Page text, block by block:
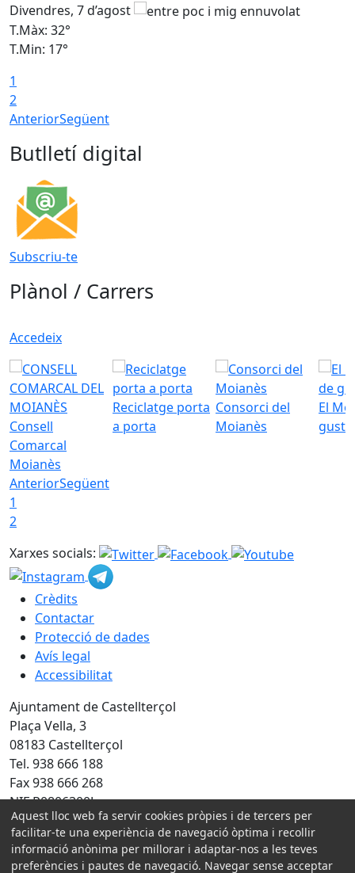
Divendres, 7 d’agost
T.Màx: 32°
T.Min: 17°
1
2
AnteriorSegüent
Butlletí digital
Subscriu-te
Plànol / Carrers
Accedeix
Consell
Comarcal
Moianès
Reciclatge porta
a porta
Consorci del
Moianès
El
gust
AnteriorSegüent
1
2
Xarxes socials:
Crèdits
Contactar
Protecció de dades
Avís legal
Accessibilitat
Ajuntament de Castellterçol
Plaça Vella, 3
08183 Castellterçol
Tel. 938 666 188
Fax 938 666 268
NIF P0806300J
Amb la col·laboració de:
Aquest lloc web fa servir cookies pròpies i de tercers per
facilitar-te una experiència de navegació òptima i recollir
informació anònima per millorar i adaptar-nos a les teves
preferències i pautes de navegació. Navegar sense acceptar